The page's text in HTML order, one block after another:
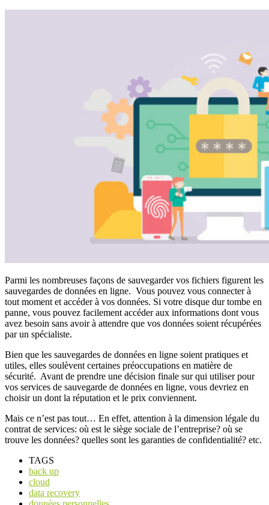
Parmi les nombreuses façons de sauvegarder vos fichiers figurent les
sauvegardes de données en ligne. Vous pouvez vous connecter à
tout moment et accéder à vos données. Si votre disque dur tombe en
panne, vous pouvez facilement accéder aux informations dont vous
avez besoin sans avoir à attendre que vos données soient récupérées
par un spécialiste.
Bien que les sauvegardes de données en ligne soient pratiques et
utiles, elles soulèvent certaines préoccupations en matière de
sécurité. Avant de prendre une décision finale sur qui utiliser pour
vos services de sauvegarde de données en ligne, vous devriez en
choisir un dont la réputation et le prix conviennent.
Mais ce n’est pas tout… En effet, attention à la dimension légale du
contrat de services: où est le siège sociale de l’entreprise? où se
trouve les données? quelles sont les garanties de confidentialité? etc.
TAGS
back up
cloud
data recovery